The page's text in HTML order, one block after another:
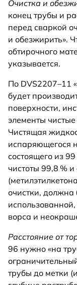
Очистка и
конец трубы и
перед сваркой
и обезжирить».
обтирочного
указывается.
По DVS2207–11
будет
поверхности,
элементы
Чистящая
испаряющегося
состоящего из
чистоты 99,8 %
очистки, должна
ворса и
Расстояние от
96 нужно «на
трубы до метки